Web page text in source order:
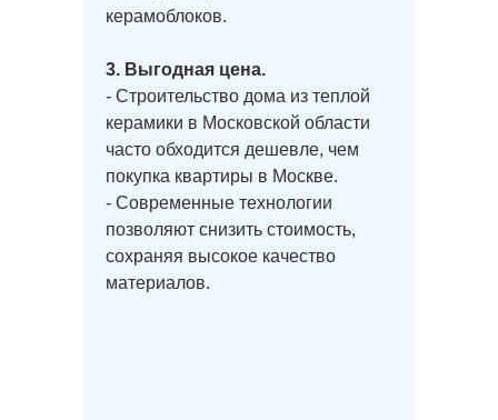
Проект дома Р-182
Проект дома О-128
Проект дома Р-97
керамоблоков.
3. Выгодная цена.
- Строительство дома из теплой
керамики в Московской области
часто обходится дешевле, чем
покупка квартиры в Москве.
- Современные технологии
позволяют снизить стоимость,
сохраняя высокое качество
материалов.